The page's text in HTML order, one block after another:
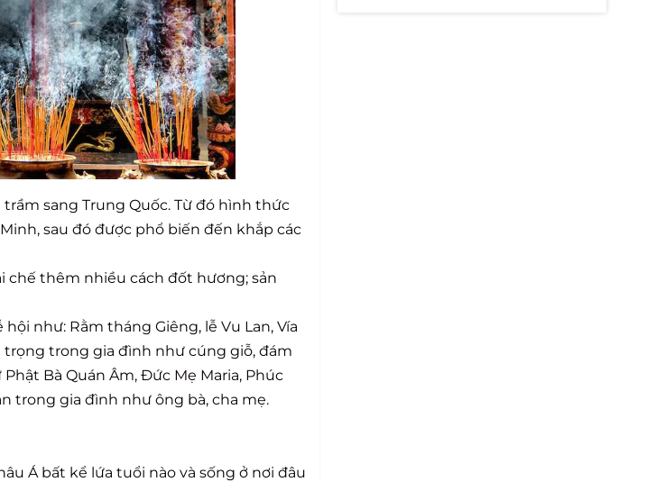
sang Trung Quốc. Từ đó hình thức
sau đó được phổ biến đến khắp các
chế thêm nhiều cách đốt hương; sản
như: Rằm tháng Giêng, lễ Vu Lan, Vía
trọng trong gia đình như cúng giỗ, đám
Bà Quán Âm, Đức Mẹ Maria, Phúc
trong gia đình như ông bà, cha mẹ.
Á bất kể lứa tuổi nào và sống ở nơi đâu